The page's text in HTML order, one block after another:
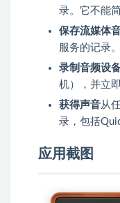
录。它不能
保存流媒体
服务的记录。
录制音频设
机），并立
获得声音从
录，包括
应用截图